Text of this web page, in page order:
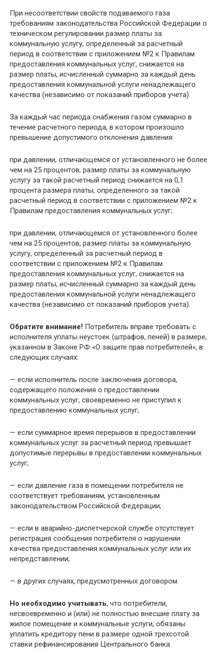
При несоответствии свойств подаваемого газа
требованиям законодательства Российской Федерации о
техническом регулировании размер платы за
коммунальную услугу, определенный за расчетный
период в соответствии с приложением №2 к Правилам
предоставления коммунальных услуг, снижается на
размер платы, исчисленный суммарно за каждый день
предоставления коммунальной услуги ненадлежащего
качества (независимо от показаний приборов учета).
За каждый час периода снабжения газом суммарно в
течение расчетного периода, в котором произошло
превышение допустимого отклонения давления:
при давлении, отличающемся от установленного не более
чем на 25 процентов, размер платы за коммунальную
услугу за такой расчетный период снижается на 0,1
процента размера платы, определенного за такой
расчетный период в соответствии с приложением №2 к
Правилам предоставления коммунальных услуг;
при давлении, отличающемся от установленного более
чем на 25 процентов, размер платы за коммунальную
услугу, определенный за расчетный период в
соответствии с приложением №2 к Правилам
предоставления коммунальных услуг, снижается на
размер платы, исчисленный суммарно за каждый день
предоставления коммунальной услуги ненадлежащего
качества (независимо от показаний приборов учета).
Обратите внимание! Потребитель вправе требовать с
исполнителя уплаты неустоек (штрафов, пеней) в размере,
указанном в Законе РФ «О защите прав потребителей», в
следующих случаях:
— если исполнитель после заключения договора,
содержащего положения о предоставлении
коммунальных услуг, своевременно не приступил к
предоставлению коммунальных услуг;
— если суммарное время перерывов в предоставлении
коммунальных услуг за расчетный период превышает
допустимые перерывы в предоставлении коммунальных
услуг;
— если давление газа в помещении потребителя не
соответствует требованиям, установленным
законодательством Российской Федерации;
— если в аварийно-диспетчерской службе отсутствует
регистрация сообщения потребителя о нарушении
качества предоставления коммунальных услуг или их
непредставлении;
— в других случаях, предусмотренных договором.
Но необходимо учитывать, что потребители,
несвоевременно и (или) не полностью внесшие плату за
жилое помещение и коммунальные услуги, обязаны
уплатить кредитору пени в размере одной трехсотой
ставки рефинансирования Центрального банка